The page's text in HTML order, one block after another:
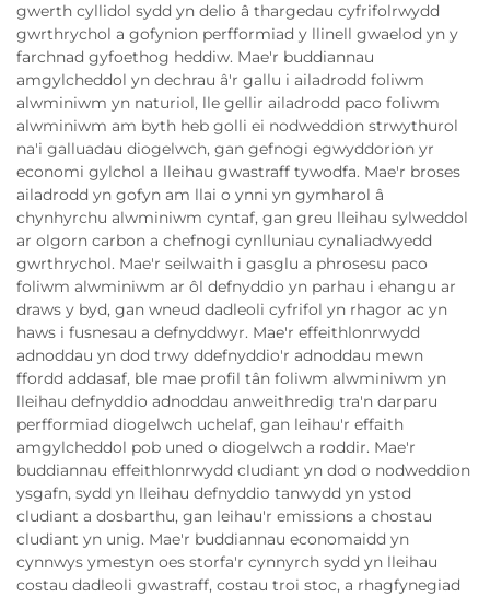
gwerth cyllidol sydd yn delio â thargedau cyfrifolrwydd
gwrthrychol a gofynion perfformiad y llinell gwaelod yn y
farchnad gyfoethog heddiw. Mae'r buddiannau
amgylcheddol yn dechrau â'r gallu i ailadrodd foliwm
alwminiwm yn naturiol, lle gellir ailadrodd paco foliwm
alwminiwm am byth heb golli ei nodweddion strwythurol
na'i galluadau diogelwch, gan gefnogi egwyddorion yr
economi gylchol a lleihau gwastraff tywodfa. Mae'r broses
ailadrodd yn gofyn am llai o ynni yn gymharol â
chynhyrchu alwminiwm cyntaf, gan greu lleihau sylweddol
ar olgorn carbon a chefnogi cynlluniau cynaliadwyedd
gwrthrychol. Mae'r seilwaith i gasglu a phrosesu paco
foliwm alwminiwm ar ôl defnyddio yn parhau i ehangu ar
draws y byd, gan wneud dadleoli cyfrifol yn rhagor ac yn
haws i fusnesau a defnyddwyr. Mae'r effeithlonrwydd
adnoddau yn dod trwy ddefnyddio'r adnoddau mewn
ffordd addasaf, ble mae profil tân foliwm alwminiwm yn
lleihau defnyddio adnoddau anweithredig tra'n darparu
perfformiad diogelwch uchelaf, gan leihau'r effaith
amgylcheddol pob uned o diogelwch a roddir. Mae'r
buddiannau effeithlonrwydd cludiant yn dod o nodweddion
ysgafn, sydd yn lleihau defnyddio tanwydd yn ystod
cludiant a dosbarthu, gan leihau'r emissions a chostau
cludiant yn unig. Mae'r buddiannau economaidd yn
cynnwys ymestyn oes storfa'r cynnyrch sydd yn lleihau
costau dadleoli gwastraff, costau troi stoc, a rhagfynegiad